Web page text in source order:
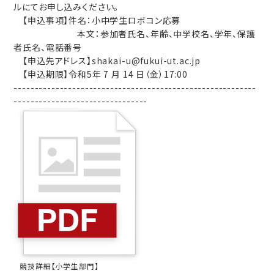
ルにてお申し込みください。
【申込事項】件名：小中学生ロボコン応募
本文：参加者氏名、年齢、中学校名、学年、保護
者氏名、電話番号
【申込先アドレス】shakai-u@fukui-ut.ac.jp
【申込期限】令和5年 7 月 14 日（金）17:00
----------------------------------------------------------
--------------------------------
競技詳細【小学生部門】